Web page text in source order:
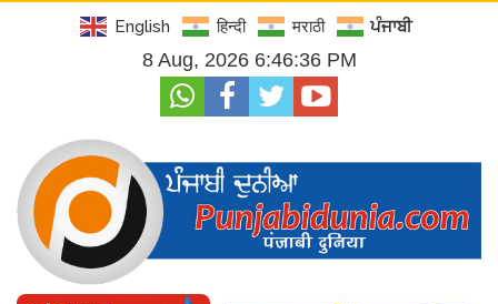
English हिन्दी मराठी ਪੰਜਾਬੀ
8 Aug, 2026 6:46:36 PM